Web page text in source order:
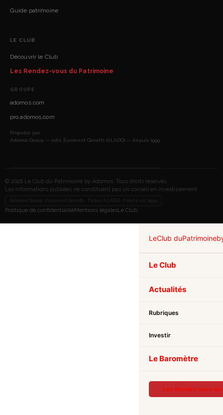
Guide patrimoine
LE CLUB
Découvrir le Club
Les Rendez-vous du Patrimoine
GROUPE
adomos.com
pro.adomos.com
Propulsé par
Adomos Group — coté Euronext Growth (ALADO) — depuis 1999
© 2026 Le Club du Patrimoine by Adomos. Tous droits réservés.
Les informations publiées ne constituent pas un conseil en investissement.
Adomos Group · Euronext Growth · Ticker ALADO · Fondé en 1999
Politique de confidentialitéMentions légalesLe Club
LeClub duPatrimoine
Le Club
Actualités
Rubriques
Investir
Le Baromètre
Les Rendez-vous